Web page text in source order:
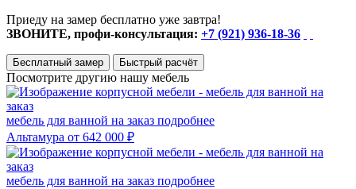
Приеду на замер бесплатно уже завтра!
ЗВОНИТЕ, профи-консультация: +7 (921) 936-18-36
Бесплатный замер Быстрый расчёт
Посмотрите другию нашу мебель
мебель для ванной на заказ подробнее
Альтамура от 642 000 ₽
мебель для ванной на заказ подробнее